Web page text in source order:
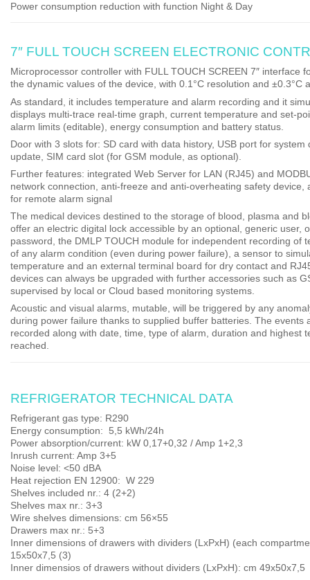
Power consumption reduction with function Night & Day
7″ FULL TOUCH SCREEN ELECTRONIC
Microprocessor controller with FULL TOUCH SCREEN 7″ interface
the dynamic values of the device, with 0.1°C resolution and ±0.3°C
As standard, it includes temperature and alarm recording and it
displays multi-trace real-time graph , current temperature and set-
alarm limits (editable), energy consumption and battery status.
Door with 3 slots for: SD card with data history, USB port for system
update, SIM card slot (for GSM module, as optional).
Further features: integrated Web Server for LAN (RJ45) and
network connection, anti-freeze and anti-overheating safety device,
for remote alarm signal
The medical devices destined to the storage of blood, plasma and
offer an electric digital lock accessible by an optional, generic user,
password, the DMLP TOUCH module for independent recording of
of any alarm condition (even during power failure), a sensor to
temperature and an external terminal board for dry contact and
devices can always be upgraded with further accessories such as
supervised by local or Cloud based monitoring systems.
Acoustic and visual alarms, mutable, will be triggered by any
during power failure thanks to supplied buffer batteries. The events
recorded along with date, time, type of alarm, duration and highest
reached.
REFRIGERATOR TECHNICAL DATA
Refrigerant gas type: R290
Energy consumption:
5,5 kWh/24h
Power absorption/current: kW 0,17+0,32 / Amp 1+2,3
Inrush current: Amp 3+5
Noise level: <50 dBA
Heat rejection EN 12900: W 229
Shelves included nr.: 4 (2+2)
Shelves max nr.: 3+3
Wire shelves dimensions: cm 56×55
Drawers max nr.: 5+3
Inner dimensions of drawers with dividers (LxPxH) (each
15x50x7,5 (3)
Inner dimensios of drawers without dividers (LxPxH): cm 49x50x7,5